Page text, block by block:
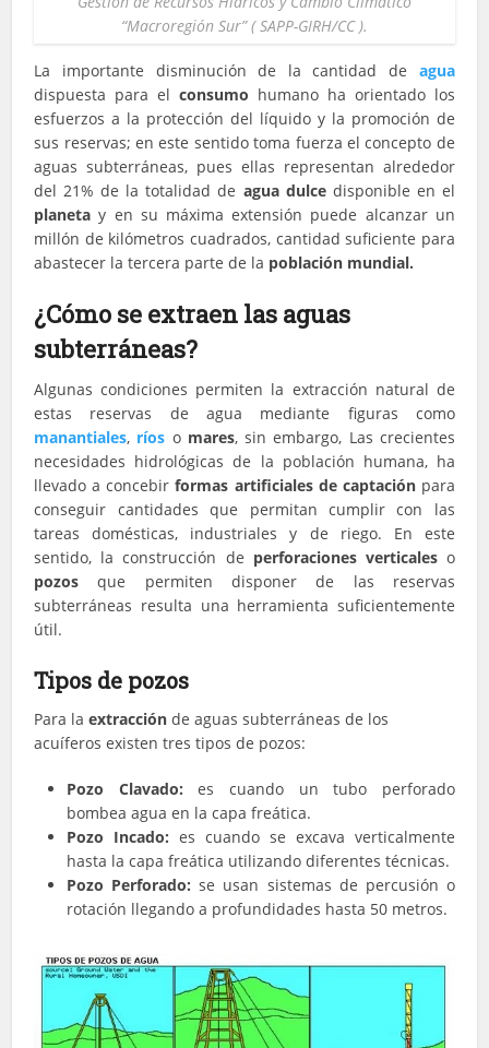
“Macroregión Sur” ( SAPP-GIRH/CC ).
La importante disminución de la cantidad de agua
dispuesta para elconsumo humano ha orientado los
esfuerzos a la protección del líquido y la promoción de
sus reservas; en este sentido toma fuerza el concepto de
aguas subterráneas, pues ellas representan alrededor
del 21% de la totalidad de agua dulcedisponible en el
planeta y en su máxima extensión puede alcanzar un
millón de kilómetros cuadrados, cantidad suficiente para
abastecer la tercera parte de la población mundial.
¿Cómo se extraen las aguas
subterráneas?
Algunas condiciones permiten la extracción natural de
estas reservas de agua mediante figuras como
manantiales, ríos o mares, sin embargo, Las crecientes
necesidades hidrológicas de la población humana, ha
llevado a concebirformas artificiales de captaciónpara
conseguir cantidades que permitan cumplir con las
tareas domésticas, industriales y de riego. En este
sentido, la construcción de perforaciones verticaleso
pozos que permiten disponer de las reservas
subterráneas resulta una herramienta suficientemente
útil.
Tipos de pozos
Para laextracción de aguas subterráneas de los
acuíferos existen tres tipos de pozos:
Pozo Clavado: es cuando un tubo perforado
bombea agua en la capa freática.
Pozo Incado:es cuando se excava verticalmente
hasta la capa freática utilizando diferentes técnicas.
Pozo Perforado:se usan sistemas de percusión o
rotación llegando a profundidades hasta 50 metros.